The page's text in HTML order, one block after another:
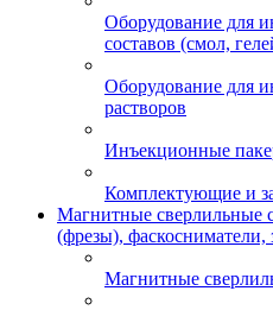
Оборудование для
составов (смол,
Оборудование для
растворов
Инъекционные
Комплектующие и
Магнитные сверлильные
(фрезы), фаскосниматели,
Магнитные